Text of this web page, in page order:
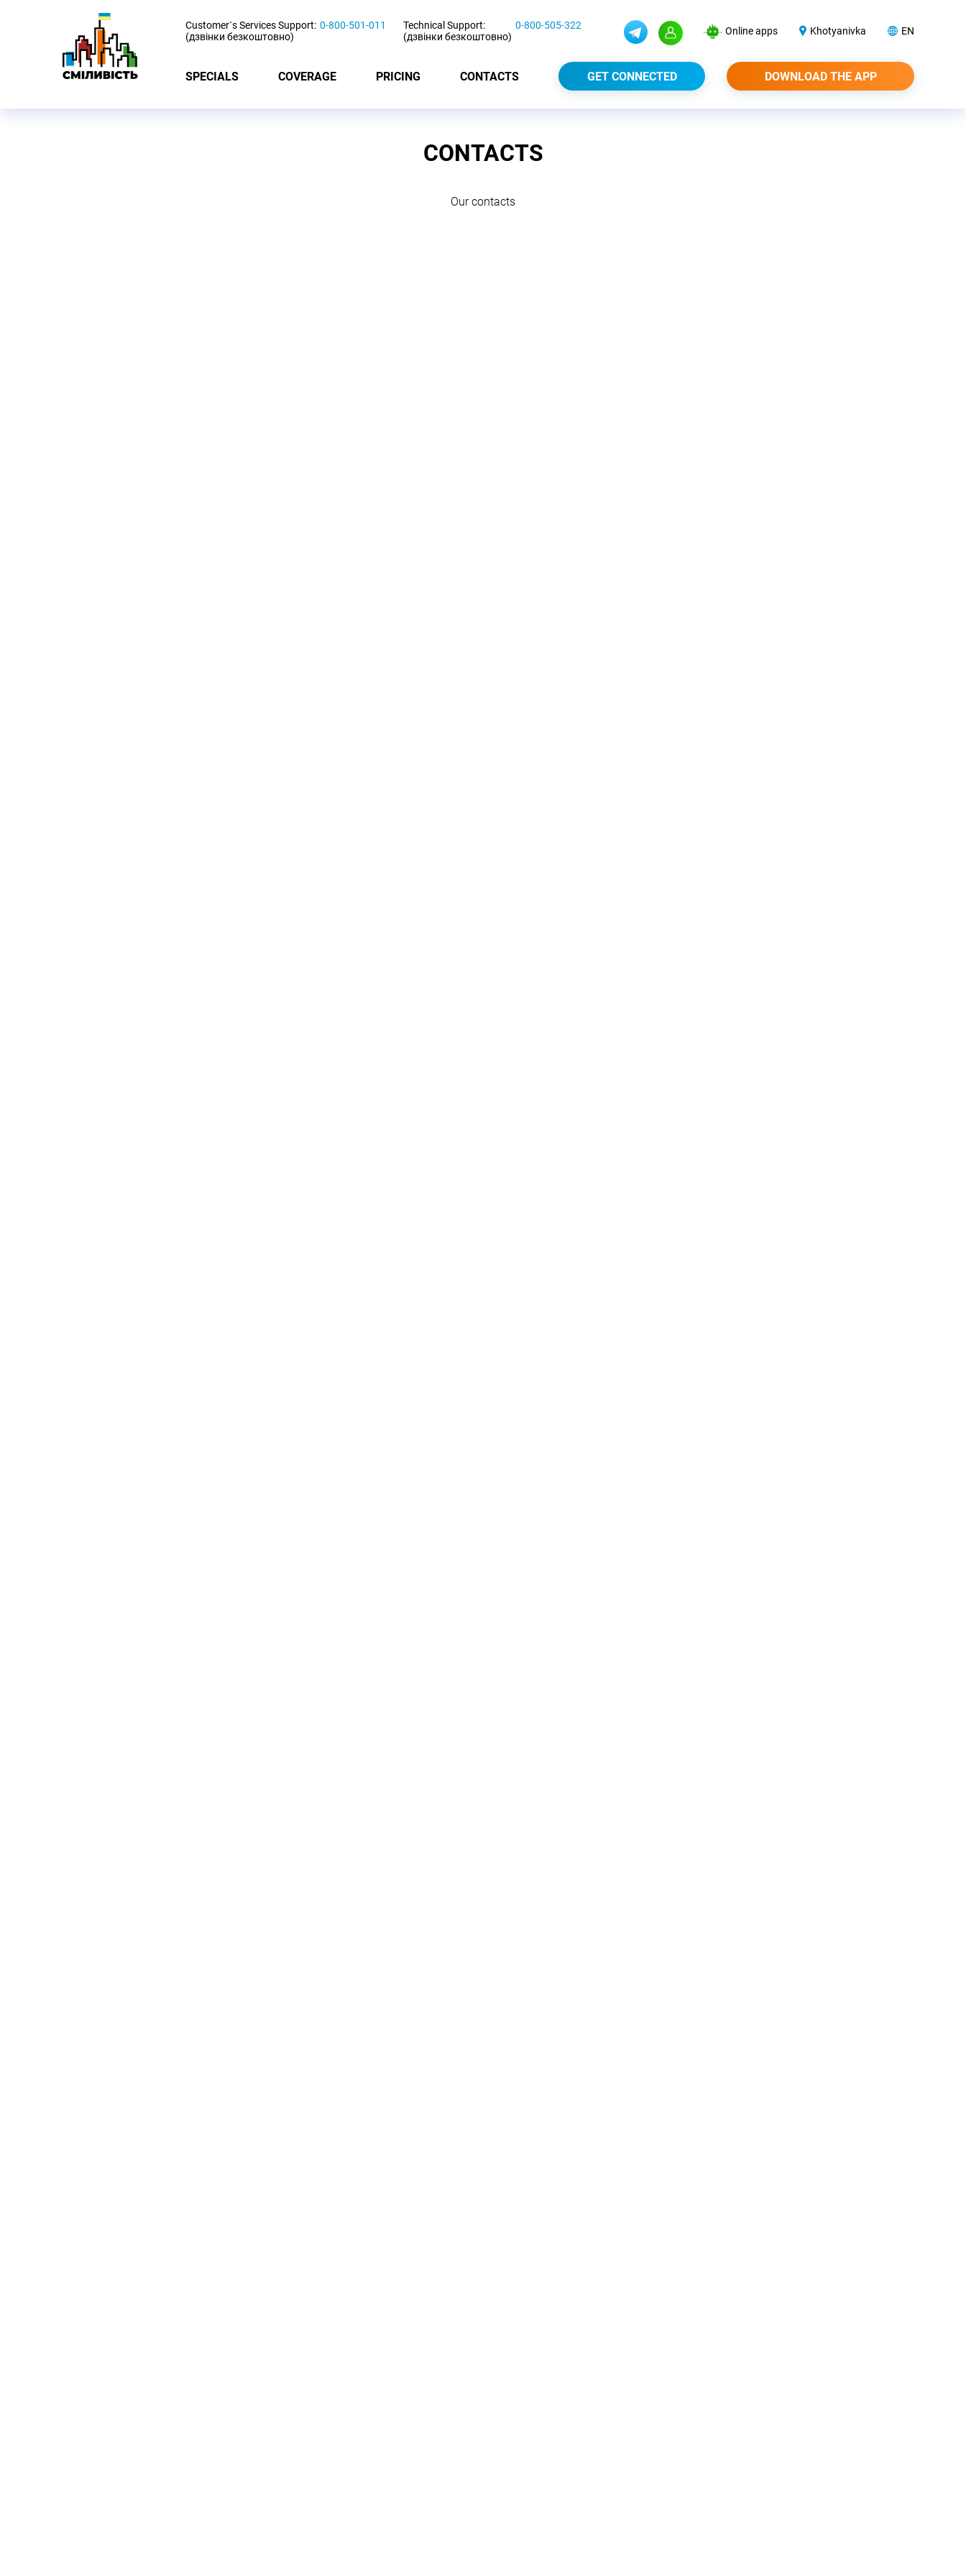
Customer`s Services Support:
(дзвінки безкоштовно)
0-800-501-011
Technical Support:
(дзвінки безкоштовно)
0-800-505-322 Online apps Khotyanivka EN
SPECIALS COVERAGE PRICING CONTACTS GET CONNECTED DOWNLOAD THE APP
CONTACTS
Our contacts